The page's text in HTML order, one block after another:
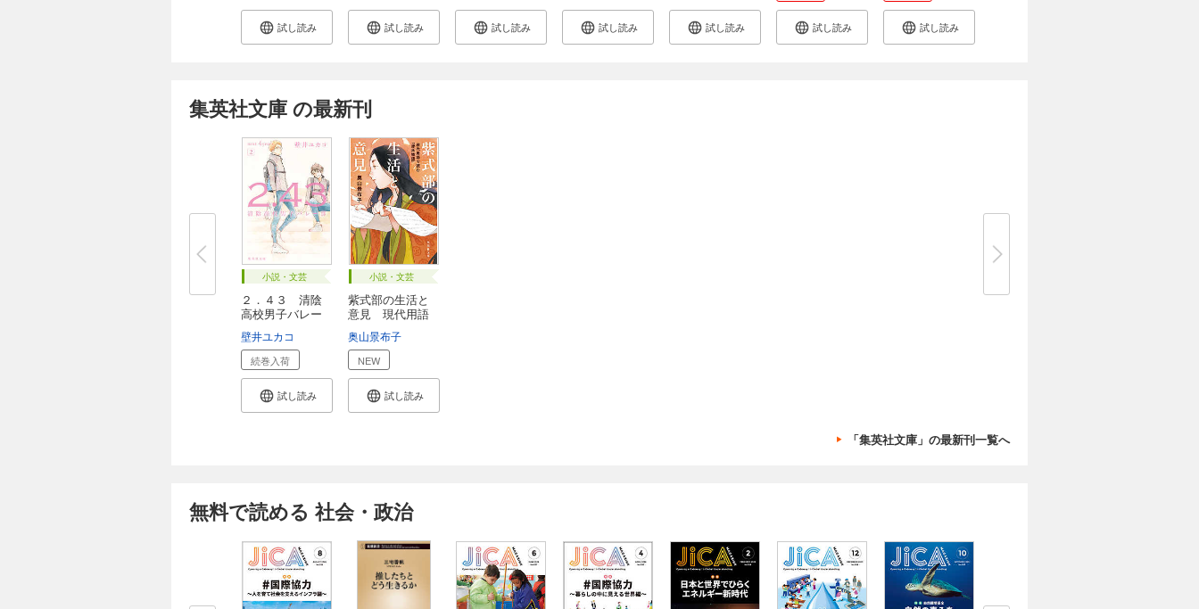
試し読み 試し読み 試し読み 試し読み 試し読み 試し読み 試し読み
集英社文庫 の最新刊
小説・文芸
２．４３ 清陰
高校男子バレー
壁井ユカコ
続巻入荷
試し読み
小説・文芸
紫式部の生活と
意見 現代用語
奥山景布子
NEW
試し読み
「集英社文庫」の最新刊一覧へ
無料で読める 社会・政治